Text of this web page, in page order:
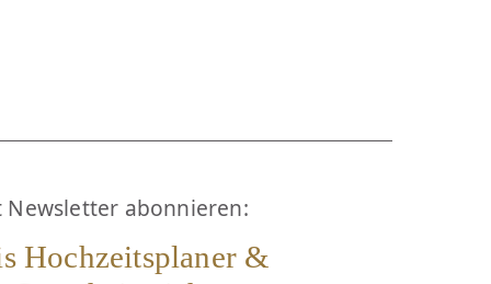
Newsletter abonnieren:
Hochzeitsplaner &